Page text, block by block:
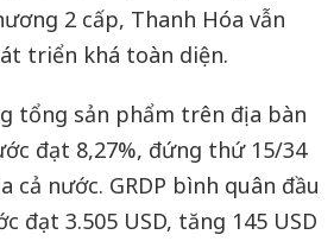
2 cấp, Thanh Hóa vẫn
triển khá toàn diện.
tổng sản phẩm trên địa bàn
đạt 8,27%, đứng thứ 15/34
cả nước. GRDP bình quân đầu
đạt 3.505 USD, tăng 145 USD